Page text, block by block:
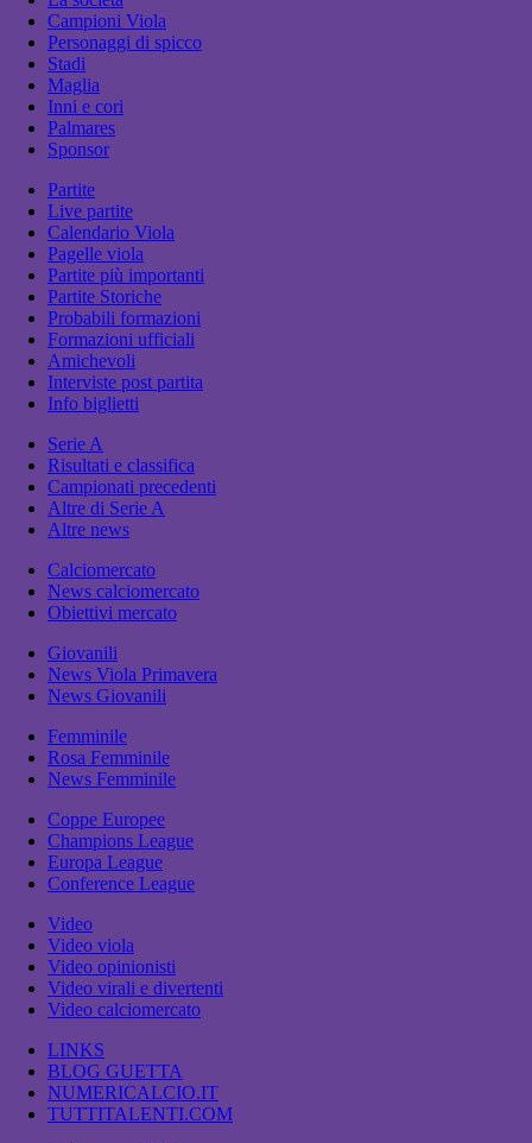
Campioni Viola
Personaggi di spicco
Stadi
Maglia
Inni e cori
Palmares
Sponsor
Partite
Live partite
Calendario Viola
Pagelle viola
Partite più importanti
Partite Storiche
Probabili formazioni
Formazioni ufficiali
Amichevoli
Interviste post partita
Info biglietti
Serie A
Risultati e classifica
Campionati precedenti
Altre di Serie A
Altre news
Calciomercato
News calciomercato
Obiettivi mercato
Giovanili
News Viola Primavera
News Giovanili
Femminile
Rosa Femminile
News Femminile
Coppe Europee
Champions League
Europa League
Conference League
Video
Video viola
Video opinionisti
Video virali e divertenti
Video calciomercato
LINKS
BLOG GUETTA
NUMERICALCIO.IT
TUTTITALENTI.COM